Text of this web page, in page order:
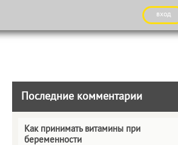
вход
Последние комментарии
Как принимать витамины при
беременности